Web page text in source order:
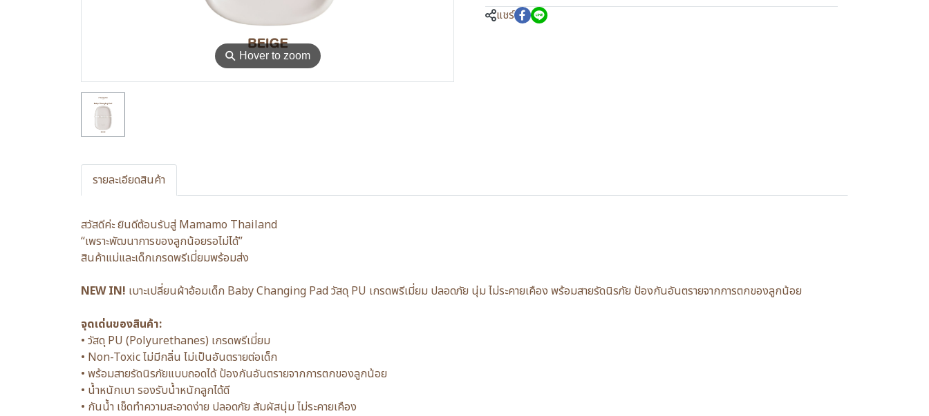
⚲ Hover to zoom
แชร์
รายละเอียดสินค้า
สวัสดีค่ะ ยินดีต้อนรับสู่ Mamamo Thailand
“เพราะพัฒนาการของลูกน้อยรอไม่ได้”
สินค้าแม่และเด็กเกรดพรีเมี่ยมพร้อมส่ง
NEW IN! เบาะเปลี่ยนผ้าอ้อมเด็ก Baby Changing Pad วัสดุ PU เกรดพรีเมี่ยม ปลอดภัย นุ่ม ไม่ระคายเคือง พร้อมสายรัดนิรภัย ป้องกันอันตรายจากการตกของลูกน้อย
จุดเด่นของสินค้า:
• วัสดุ PU (Polyurethanes) เกรดพรีเมี่ยม
• Non-Toxic ไม่มีกลิ่น ไม่เป็นอันตรายต่อเด็ก
• พร้อมสายรัดนิรภัยแบบถอดได้ ป้องกันอันตรายจากการตกของลูกน้อย
• น้ำหนักเบา รองรับน้ำหนักลูกได้ดี
• กันน้ำ เช็ดทำความสะอาดง่าย ปลอดภัย สัมผัสนุ่ม ไม่ระคายเคือง